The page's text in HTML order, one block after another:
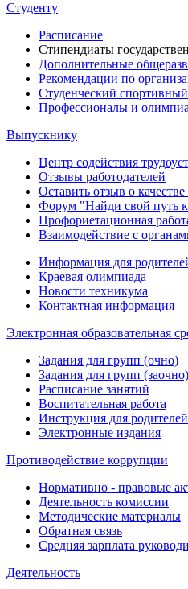
Студенту
Расписание
Стипендиаты
Дополнительные
Рекомендации по
Студенческий
Профессионалы и
Выпускнику
Центр содействия
Отзывы работодателей
Оставить отзыв о
Форум "Найди свой путь к
Профориетационная
Взаимодействие с
Информация для
Краевая олимпиада
Новости техникума
Контактная информация
Электронная образовательная
Задания для групп (очно)
Задания для групп (заочно)
Расписание занятий
Воспитательная работа
Инструкция для родителей
Электронные издания
Противодействие коррупции
Нормативно - правовые
Деятельность комиссии
Методические материалы
Обратная связь
Средняя зарплата
Деятельность